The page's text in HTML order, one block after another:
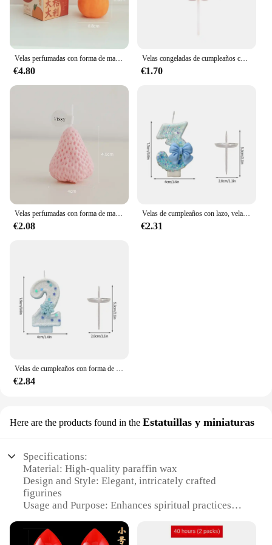
€4.80
Velas congeladas de cumpleaños con copos de nieve azules, vela para pastel con números de 0 a 9, adorno para tarta de princesa, decoración para fiesta de cumpleaños, velas decorativas
€1.70
€2.08
Velas de cumpleaños con lazo, vela con número, vela para pastel, decoración para fiesta de Baby Shower, decoración para tarta, decoración de aniversario, velas cumpleaños
€2.31
€2.84
Here are the products found in the Estatuillas y miniaturas
Specifications:
Material: High-quality paraffin wax
Design and Style: Elegant, intricately crafted
figurines
Usage and Purpose: Enhances spiritual practices
Type and Category: Estatuillas y miniaturas
(statuettes and miniatures)